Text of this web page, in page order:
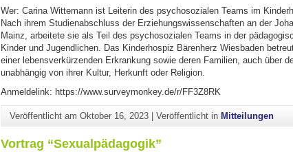
Wer: Carina Wittemann ist Leiterin des psychosozialen Teams im
Nach ihrem Studienabschluss der Erziehungswissenschaften an der
Mainz, arbeitete sie als Teil des psychosozialen Teams in der
Kinder und Jugendlichen. Das Kinderhospiz Bärenherz Wiesbaden
einer lebensverkürzenden Erkrankung sowie deren Familien, auch über
unabhängig von ihrer Kultur, Herkunft oder Religion.
Anmeldelink: https://www.surveymonkey.de/r/FF3Z8RK
Veröffentlicht amOktober 16, 2023 |Veröffentlicht in Mitteilungen
Vortrag “Sexualpädagogik”